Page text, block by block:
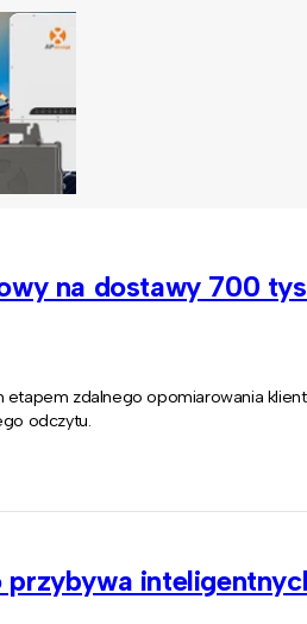
na dostawy 700
zdalnego opomiarowania
odczytu.